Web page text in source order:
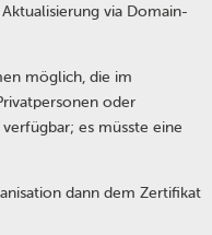
via Domain-
möglich, die im
oder
es müsste eine
dann dem Zertifikat